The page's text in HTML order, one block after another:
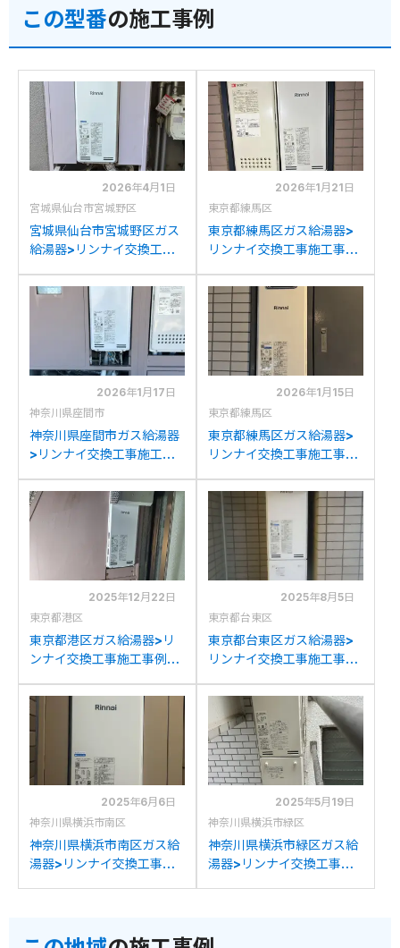
この型番の施工事例
2026年4月1日
宮城県仙台市宮城野区
宮城県仙台市宮城野区ガス
給湯器>リンナイ交換工事
VS2000SAW-1からリン
SA2005SAW(A)への交換
2026年1月21日
東京都練馬区
東京都練馬区ガス給湯器>
リンナイ交換工事施工事
1633(S)AWXからリンナイ
RUF-SA2005SAW(A)へ
の交換
2026年1月17日
神奈川県座間市
神奈川県座間市ガス給湯器
>リンナイ交換工事施工事
2053(S)AWXからリンナ
イRUF-SA2005SAW(A)
2026年1月15日
東京都練馬区
東京都練馬区ガス給湯器>
リンナイ交換工事施工事
2053SAWXからリンナイ
RUF-SA2005SAW(A)へ
の交換
2025年12月22日
東京都港区
東京都港区ガス給湯器>リ
ンナイ交換工事施工事例：
2053(S)AWXからリンナ
イRUF-SA2005SAW(A)
への交換
2025年8月5日
東京都台東区
東京都台東区ガス給湯器>
リンナイ交換工事施工事
からリンナイRUF-
SA2005SAW(A)への交換
2025年6月6日
神奈川県横浜市南区
神奈川県横浜市南区ガス給
湯器>リンナイ交換工事施
への交換
2025年5月19日
神奈川県横浜市緑区
神奈川県横浜市緑区ガス給
湯器>リンナイ交換工事施
SA2005SAW(A)への交換